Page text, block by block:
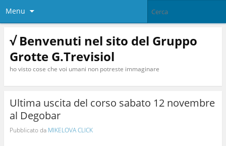
Menu
√ Benvenuti nel sito del Gruppo
Grotte G.Trevisiol
ho visto cose che voi umani non potreste immaginare
Ultima uscita del corso sabato 12 novembre
al Degobar
Pubblicato da MIKELOVA CLICK